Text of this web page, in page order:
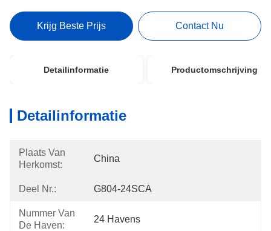
Krijg Beste Prijs Contact Nu
Detailinformatie Productomschrijving
Detailinformatie
Plaats Van
Herkomst:
China
Deel Nr.: G804-24SCA
Nummer Van
De Haven:
24 Havens